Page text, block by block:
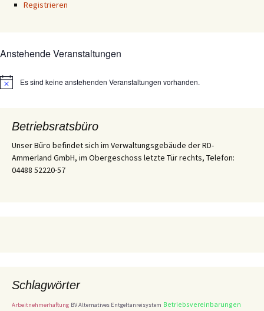
Registrieren
Anstehende Veranstaltungen
HinweisEs sind keine anstehenden Veranstaltungen vorhanden.
Betriebsratsbüro
Unser Büro befindet sich im Verwaltungsgebäude der RD-
Ammerland GmbH, im Obergeschoss letzte Tür rechts, Telefon:
04488 52220-57
Schlagwörter
Arbeitnehmerhaftung BV Alternatives Entgeltanreisystem Betriebsvereinbarungen